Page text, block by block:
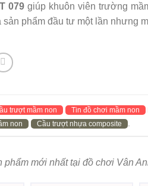
079giúp khuôn viên trường
phẩm đầu tư một lần nhưng
trượt mầm non Tin đồ chơi mầm non
non Cầu trượt nhựa composite .
phẩm mới nhất tại đồ chơi Vân